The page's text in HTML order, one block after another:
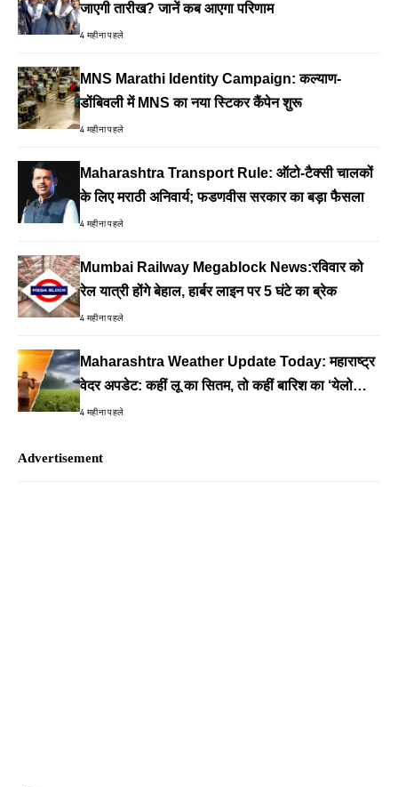
जाएगी तारीख? जानें कब आएगा परिणाम
4 महीना पहले
MNS Marathi Identity Campaign: कल्याण-
डोंबिवली में MNS का नया स्टिकर कैंपेन शुरू
4 महीना पहले
Maharashtra Transport Rule: ऑटो-टैक्सी चालकों
के लिए मराठी अनिवार्य; फडणवीस सरकार का बड़ा फैसला
4 महीना पहले
Mumbai Railway Megablock News:रविवार को
रेल यात्री होंगे बेहाल, हार्बर लाइन पर 5 घंटे का ब्रेक
4 महीना पहले
Maharashtra Weather Update Today: महाराष्ट्र
वेदर अपडेट: कहीं लू का सितम, तो कहीं बारिश का ‘येलो
अलर्ट’
4 महीना पहले
Advertisement